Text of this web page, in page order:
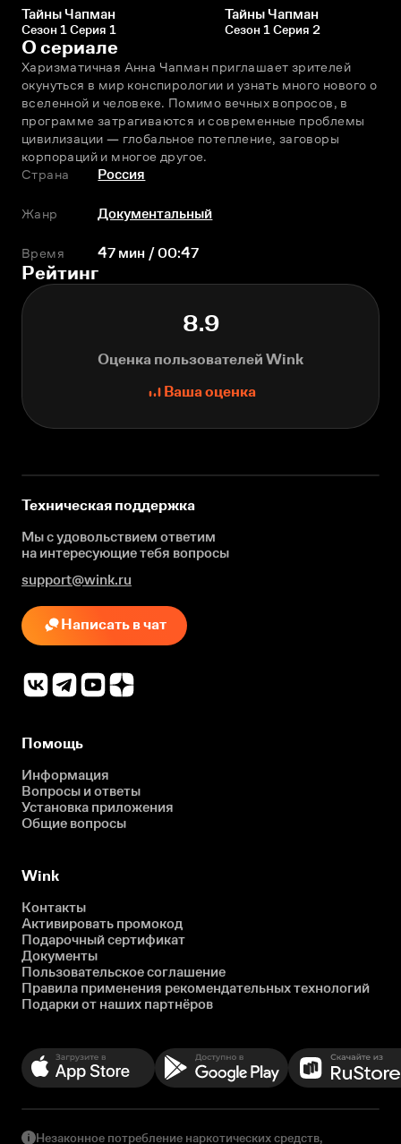
Тайны Чапман
Сезон 1 Серия 1
Тайны Чапман
Сезон 1 Серия 2
О сериале
Харизматичная Анна Чапман приглашает зрителей
окунуться в мир конспирологии и узнать много нового о
вселенной и человеке. Помимо вечных вопросов, в
программе затрагиваются и современные проблемы
цивилизации — глобальное потепление, заговоры
корпораций и многое другое.
Страна
Россия
Жанр Документальный
Время 47 мин / 00:47
Рейтинг
8.9
Оценка пользователей Wink
Ваша оценка
Техническая поддержка
Мы с удовольствием ответим
на интересующиетебя вопросы
support@wink.ru
Написать в чат
Помощь
Информация
Вопросы и ответы
Установка приложения
Общие вопросы
Wink
Контакты
Активировать промокод
Подарочный сертификат
Документы
Пользовательское соглашение
Правила применения рекомендательных технологий
Подарки от наших партнёров
Незаконное потребление наркотических средств,